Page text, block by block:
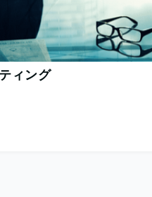
ィング